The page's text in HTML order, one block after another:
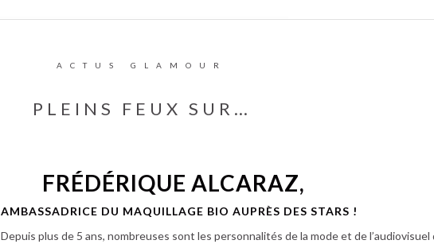
ACTUS GLAMOUR
PLEINS FEUX SUR…
FRÉDÉRIQUE ALCARAZ,
AMBASSADRICE DU MAQUILLAGE BIO AUPRÈS DES STARS !
Depuis plus de 5 ans, nombreuses sont les personnalités de la mode et de